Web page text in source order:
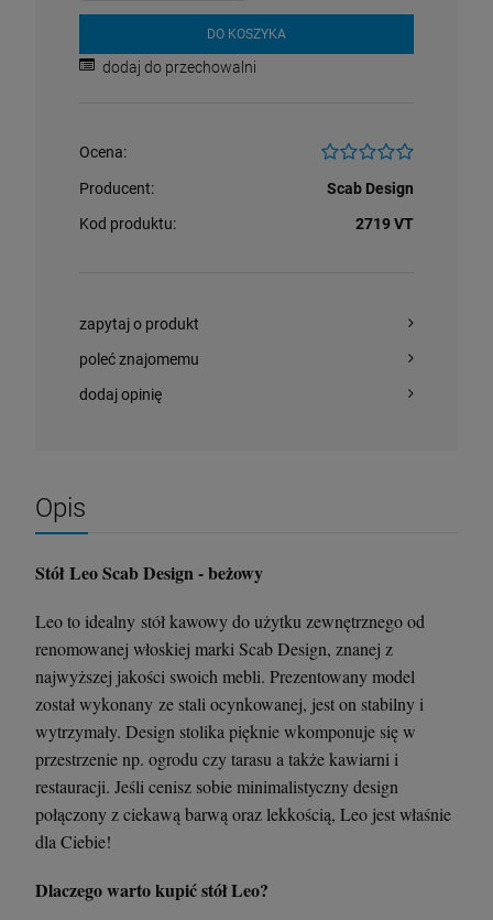
Stolik kawowy Oveo 46 cm antracytowy -
379,00 zł
szt.
DO KOSZYKA
Krzesło Vanity Scab Design - transparentne
397,00 zł
szt.
DO KOSZYKA
DO KOSZYKA
dodaj do przechowalni
Ocena:
Producent:
Scab Design
Kod produktu:
2719 VT
zapytaj o produkt
poleć znajomemu
dodaj opinię
Opis
Stół Leo Scab Design - beżowy
Leo to idealny stół kawowy do użytku zewnętrznego od
renomowanej włoskiej marki Scab Design, znanej z
najwyższej jakości swoich mebli. Prezentowany model
został wykonany ze stali ocynkowanej, jest on stabilny i
wytrzymały. Design stolika pięknie wkomponuje się w
przestrzenie np. ogrodu czy tarasu a także kawiarni i
restauracji. Jeśli cenisz sobie minimalistyczny design
połączony z ciekawą barwą oraz lekkością, Leo jest właśnie
dla Ciebie!
Dlaczego warto kupić stół Leo?